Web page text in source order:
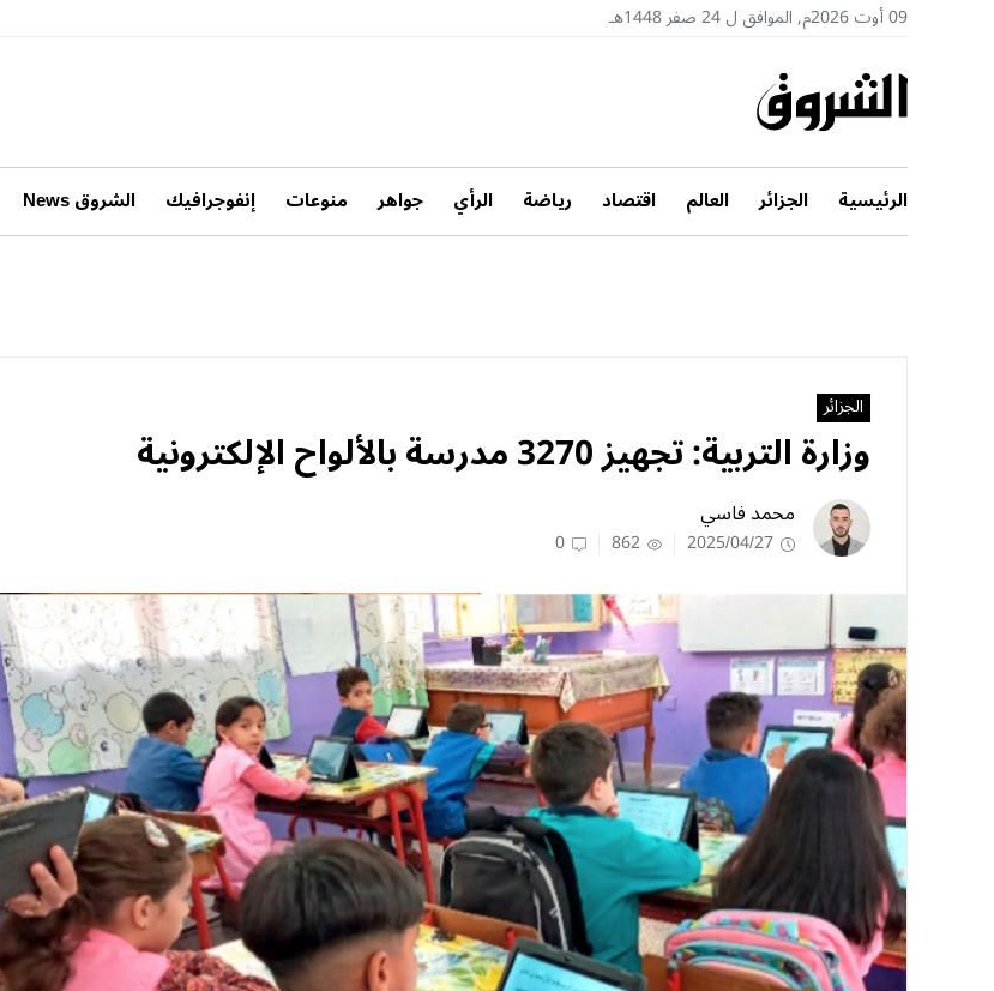
09 أوت 2026م, الموافق ل 24 صفر 1448هـ
الرئيسية الجزائر العالم اقتصاد رياضة الرأي جواهر منوعات إنفوجرافيك الشروق News
الجزائر
وزارة التربية: تجهيز 3270 مدرسة بالألواح الإلكترونية
محمد فاسي
2025/04/27
862
0